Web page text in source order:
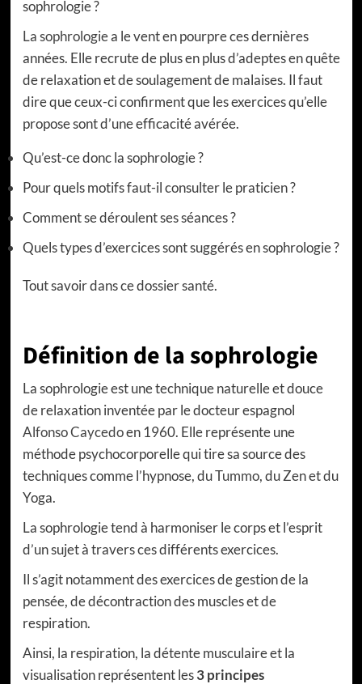
sophrologie ?
La sophrologiea le vent en pourpre ces dernières
années. Elle recrute de plus en plus d’adeptes en quête
de relaxation et de soulagement de malaises. Il faut
dire que ceux-ci confirment que les exercices qu’elle
propose sont d’une efficacité avérée.
Qu’est-ce donc la sophrologie ?
Pour quels motifs faut-il consulter le praticien ?
Comment se déroulent ses séances ?
Quels types d’exercices sont suggérés en sophrologie ?
Tout savoir dans ce dossier santé.
Définition de la sophrologie
La sophrologie est une technique naturelle et douce
de relaxation inventée par le docteur espagnol
Alfonso Caycedoen 1960. Elle représente une
méthode psychocorporelle qui tire sa source des
techniques comme l’hypnose, duTummo, du Zen et du
Yoga.
La sophrologie tend à harmoniser le corps et l’esprit
d’un sujet à travers ces différents exercices.
Il s’agit notamment des exercices de gestion de la
pensée, de décontraction des muscles et de
respiration.
Ainsi, la respiration, la détente musculaire et la
visualisation représentent les3 principes